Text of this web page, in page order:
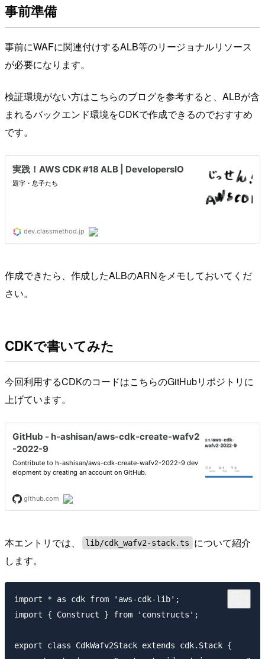
事前準備
事前にWAFに関連付けするALB等のリージョナルリソース
が必要になります。
検証環境がない方はこちらのブログを参考すると、ALBが含
まれるバックエンド環境をCDKで作成できるのでおすすめ
です。
作成できたら、作成したALBのARNをメモしておいてくだ
さい。
CDKで書いてみた
今回利用するCDKのコードはこちらのGitHubリポジトリに
上げています。
本エントリでは、 lib/cdk_wafv2-stack.ts
について紹介
します。
import * as cdk from 'aws-cdk-lib';
import { Construct } from 'constructs';
export class CdkWafv2Stack extends cdk.Stack {